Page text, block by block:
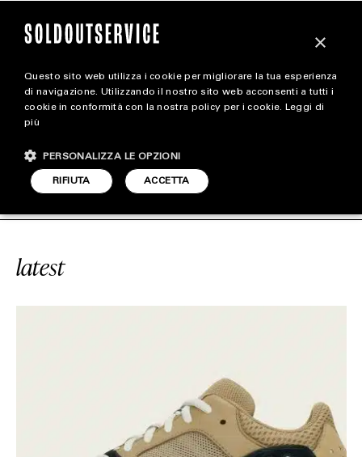
magazine
STYLE
FOOTWEAR
“ENFLAME AMBER”
latest
×
Questo sito web utilizza i cookie per migliorare la tua esperienza
di navigazione. Utilizzando il nostro sito web acconsenti a tutti i
cookie in conformità con la nostra policy per i cookie. Leggi di
più
ACCETTA
RIFIUTA
PERSONALIZZA LE OPZIONI